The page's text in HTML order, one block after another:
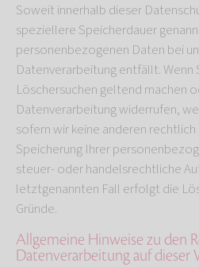
Soweit innerhalb dieser
speziellere Speicherdauer
personenbezogenen Daten bei
Datenverarbeitung entfällt. Wenn
Löschersuchen geltend machen
Datenverarbeitung widerrufen,
sofern wir keine anderen rechtlich
Speicherung Ihrer
steuer- oder handelsrechtliche
letztgenannten Fall erfolgt die
Gründe.
Allgemeine Hinweise zu den
Datenverarbeitung auf dieser